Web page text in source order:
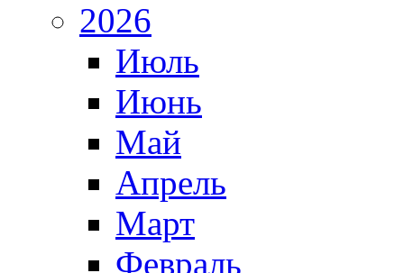
2026
Июль
Июнь
Май
Апрель
Март
Февраль